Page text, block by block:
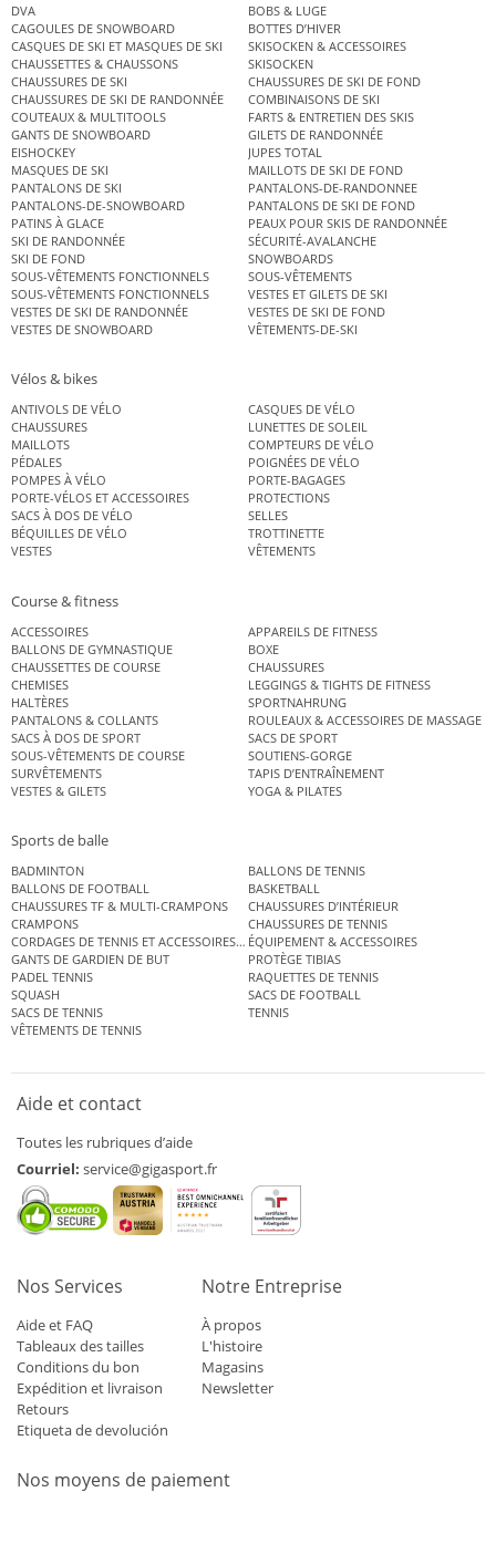
DVA
BOBS & LUGE
CAGOULES DE SNOWBOARD
BOTTES D’HIVER
CASQUES DE SKI ET MASQUES DE SKI
SKISOCKEN & ACCESSOIRES
CHAUSSETTES & CHAUSSONS
SKISOCKEN
CHAUSSURES DE SKI
CHAUSSURES DE SKI DE FOND
CHAUSSURES DE SKI DE RANDONNÉE
COMBINAISONS DE SKI
COUTEAUX & MULTITOOLS
FARTS & ENTRETIEN DES SKIS
GANTS DE SNOWBOARD
GILETS DE RANDONNÉE
EISHOCKEY
JUPES TOTAL
MASQUES DE SKI
MAILLOTS DE SKI DE FOND
PANTALONS DE SKI
PANTALONS-DE-RANDONNEE
PANTALONS-DE-SNOWBOARD
PANTALONS DE SKI DE FOND
PATINS À GLACE
PEAUX POUR SKIS DE RANDONNÉE
SKI DE RANDONNÉE
SÉCURITÉ-AVALANCHE
SKI DE FOND
SNOWBOARDS
SOUS-VÊTEMENTS FONCTIONNELS
SOUS-VÊTEMENTS
SOUS-VÊTEMENTS FONCTIONNELS
VESTES ET GILETS DE SKI
VESTES DE SKI DE RANDONNÉE
VESTES DE SKI DE FOND
VESTES DE SNOWBOARD
VÊTEMENTS-DE-SKI
Vélos & bikes
ANTIVOLS DE VÉLO
CASQUES DE VÉLO
CHAUSSURES
LUNETTES DE SOLEIL
MAILLOTS
COMPTEURS DE VÉLO
PÉDALES
POIGNÉES DE VÉLO
POMPES À VÉLO
PORTE-BAGAGES
PORTE-VÉLOS ET ACCESSOIRES
PROTECTIONS
SACS À DOS DE VÉLO
SELLES
BÉQUILLES DE VÉLO
TROTTINETTE
VESTES
VÊTEMENTS
Course & fitness
ACCESSOIRES
APPAREILS DE FITNESS
BALLONS DE GYMNASTIQUE
BOXE
CHAUSSETTES DE COURSE
CHAUSSURES
CHEMISES
LEGGINGS & TIGHTS DE FITNESS
HALTÈRES
SPORTNAHRUNG
PANTALONS & COLLANTS
ROULEAUX & ACCESSOIRES DE MASSAGE
SACS À DOS DE SPORT
SACS DE SPORT
SOUS-VÊTEMENTS DE COURSE
SOUTIENS-GORGE
SURVÊTEMENTS
TAPIS D’ENTRAÎNEMENT
VESTES & GILETS
YOGA & PILATES
Sports de balle
BADMINTON
BALLONS DE TENNIS
BALLONS DE FOOTBALL
BASKETBALL
CHAUSSURES TF & MULTI-CRAMPONS
CHAUSSURES D’INTÉRIEUR
CRAMPONS
CHAUSSURES DE TENNIS
CORDAGES DE TENNIS ET ACCESSOIRES DE TENNISÉQUIPEMENT & ACCESSOIRES
GANTS DE GARDIEN DE BUT
PROTÈGE TIBIAS
PADEL TENNIS
RAQUETTES DE TENNIS
SQUASH
SACS DE FOOTBALL
SACS DE TENNIS
TENNIS
VÊTEMENTS DE TENNIS
Aide et contact
Toutes les rubriques d’aide
Courriel: service@gigasport.fr
Nos Services
Aide et FAQ
Tableaux des tailles
Conditions du bon
Expédition et livraison
Retours
Etiqueta de devolución
Notre Entreprise
À propos
L'histoire
Magasins
Newsletter
Nos moyens de paiement